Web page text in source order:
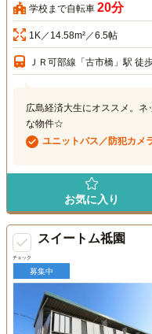
学校まで自転車 20分
1K／14.58m²／6.5帖
ＪＲ可部線「古市橋」駅 徒
広島経済大生にオススメ。
な物件☆
ユニットバス／防犯カメ
お気に入り
チェック
スイートム祗園
募集中